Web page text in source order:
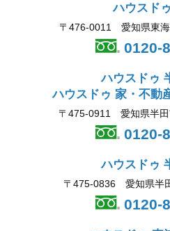
ハウスド
〒476-0011 愛知県東
0120-
ハウスドゥ
ハウスドゥ 家・不動
〒475-0911 愛知県半
0120-
ハウスドゥ
〒475-0836 愛知県半
0120-